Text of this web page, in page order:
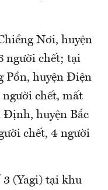
Nơi, huyện
người chết; tại
Pồn, huyện Điện
chết, mất
huyện Bắc
chết, 4 người
3 (Yagi) tại khu